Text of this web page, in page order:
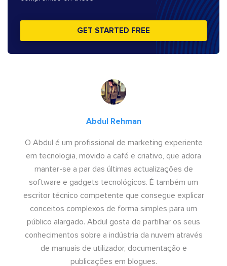
GET STARTED FREE
Abdul Rehman
O Abdul é um profissional de marketing experiente
em tecnologia, movido a café e criativo, que adora
manter-se a par das últimas actualizações de
software e gadgets tecnológicos. É também um
escritor técnico competente que consegue explicar
conceitos complexos de forma simples para um
público alargado. Abdul gosta de partilhar os seus
conhecimentos sobre a indústria da nuvem através
de manuais de utilizador, documentação e
publicações em blogues.